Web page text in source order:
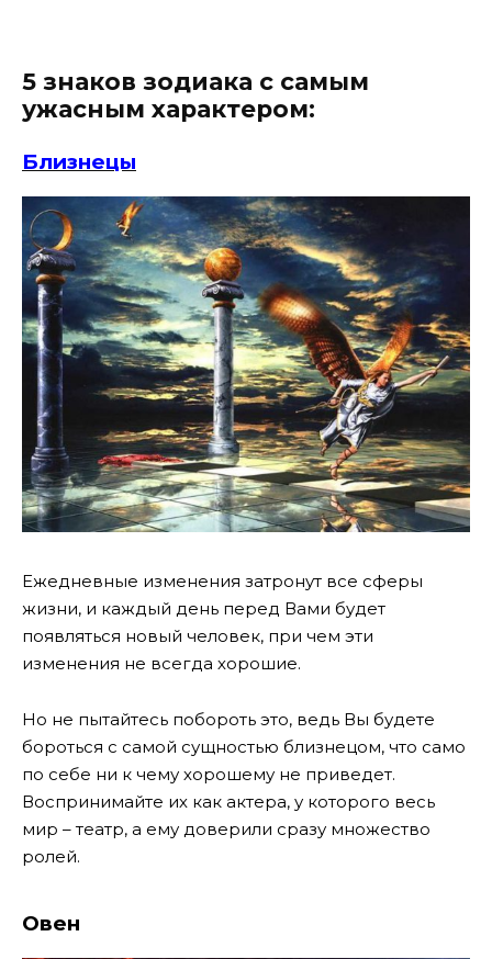
5 знаков зодиака с самым
ужасным характером:
Близнецы
Ежедневные изменения затронут все сферы
жизни, и каждый день перед Вами будет
появляться новый человек, при чем эти
изменения не всегда хорошие.
Но не пытайтесь побороть это, ведь Вы будете
бороться с самой сущностью близнецом, что само
по себе ни к чему хорошему не приведет.
Воспринимайте их как актера, у которого весь
мир – театр, а ему доверили сразу множество
ролей.
Овен